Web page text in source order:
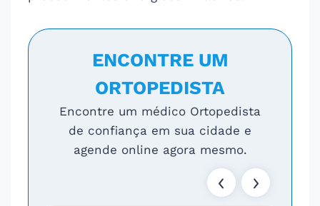
ENCONTRE UM
ORTOPEDISTA
Encontre um médico Ortopedista
de confiança em sua cidade e
agende online agora mesmo.